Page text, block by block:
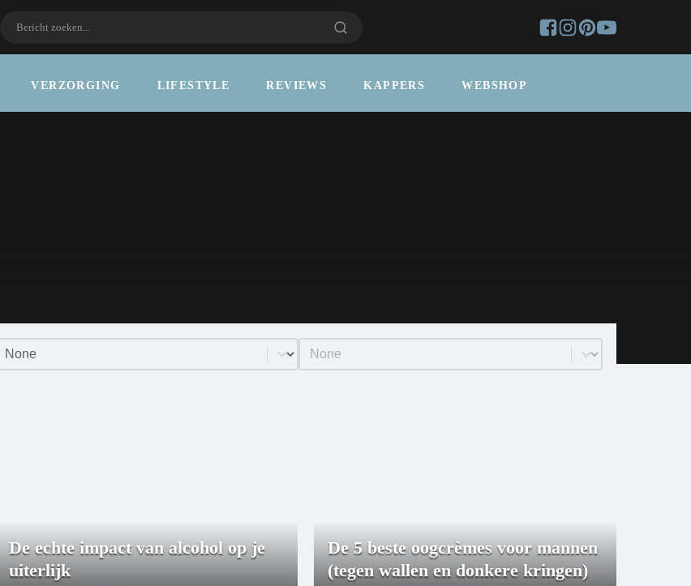
VERZORGING LIFESTYLE REVIEWS KAPPERS WEBSHOP
Select content Product Order
De echte impact van alcohol op je
uiterlijk
De 5 beste oogcrèmes voor mannen
(tegen wallen en donkere kringen)